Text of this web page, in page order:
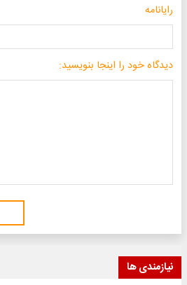
رایانامه
دیدگاه خود را اینجا بنویسید:
نیازمندی ها